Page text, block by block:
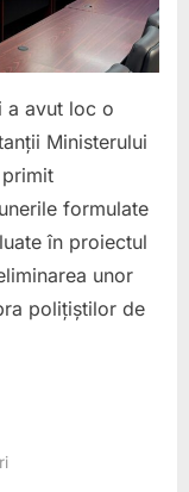
de
mai
suma
a avut loc o
Ministerului
formulate
în proiectul
unor
polițiștilor de